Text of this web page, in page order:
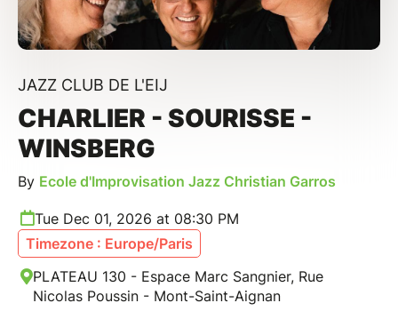
JAZZ CLUB DE L'EIJ
CHARLIER - SOURISSE -
WINSBERG
By Ecole d'Improvisation Jazz Christian Garros
Tue Dec 01, 2026 at 08:30 PM
Timezone : Europe/Paris
PLATEAU 130 - Espace Marc Sangnier, Rue
Nicolas Poussin - Mont-Saint-Aignan